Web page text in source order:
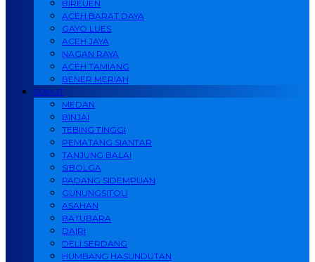
BIREUEN
ACEH BARAT DAYA
GAYO LUES
ACEH JAYA
NAGAN RAYA
ACEH TAMIANG
BENER MERIAH
SUMUT
MEDAN
BINJAI
TEBING TINGGI
PEMATANG SIANTAR
TANJUNG BALAI
SIBOLGA
PADANG SIDEMPUAN
GUNUNGSITOLI
ASAHAN
BATUBARA
DAIRI
DELI SERDANG
HUMBANG HASUNDUTAN